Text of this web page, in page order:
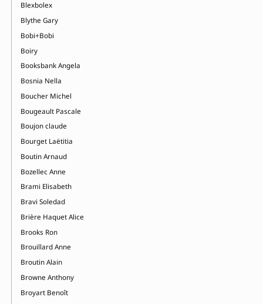
Blexbolex
Blythe Gary
Bobi+Bobi
Boiry
Booksbank Angela
Bosnia Nella
Boucher Michel
Bougeault Pascale
Boujon claude
Bourget Laëtitia
Boutin Arnaud
Bozellec Anne
Brami Elisabeth
Bravi Soledad
Brière Haquet Alice
Brooks Ron
Brouillard Anne
Broutin Alain
Browne Anthony
Broyart Benoît